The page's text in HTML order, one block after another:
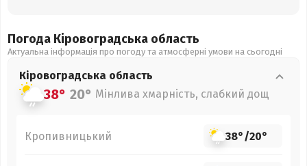
Погода Кіровоградська область
Актуальна інформація про погоду та атмосферні умови на сьогодні
Кіровоградська область
38° 20° Мінлива хмарність, слабкий дощ
Кропивницький 38°/20°